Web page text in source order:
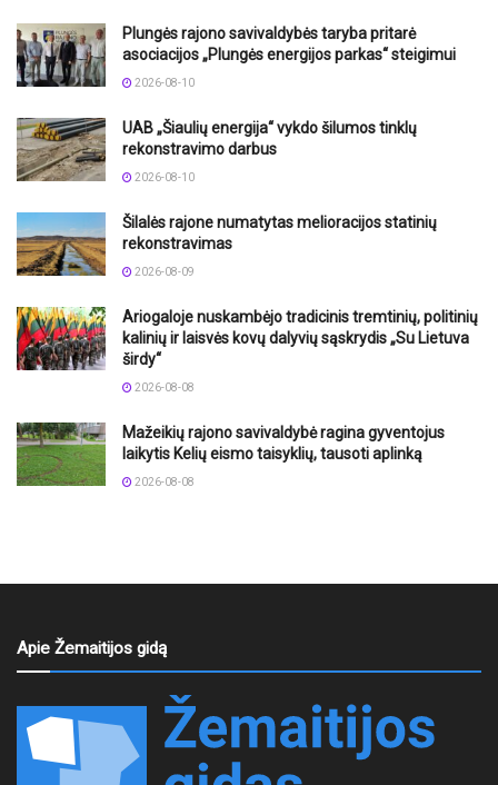
Plungės rajono savivaldybės taryba pritarė
asociacijos „Plungės energijos parkas“ steigimui
2026-08-10
UAB „Šiaulių energija“ vykdo šilumos tinklų
rekonstravimo darbus
2026-08-10
Šilalės rajone numatytas melioracijos statinių
rekonstravimas
2026-08-09
Ariogaloje nuskambėjo tradicinis tremtinių, politinių
kalinių ir laisvės kovų dalyvių sąskrydis „Su Lietuva
širdy“
2026-08-08
Mažeikių rajono savivaldybė ragina gyventojus
laikytis Kelių eismo taisyklių, tausoti aplinką
2026-08-08
Apie Žemaitijos gidą